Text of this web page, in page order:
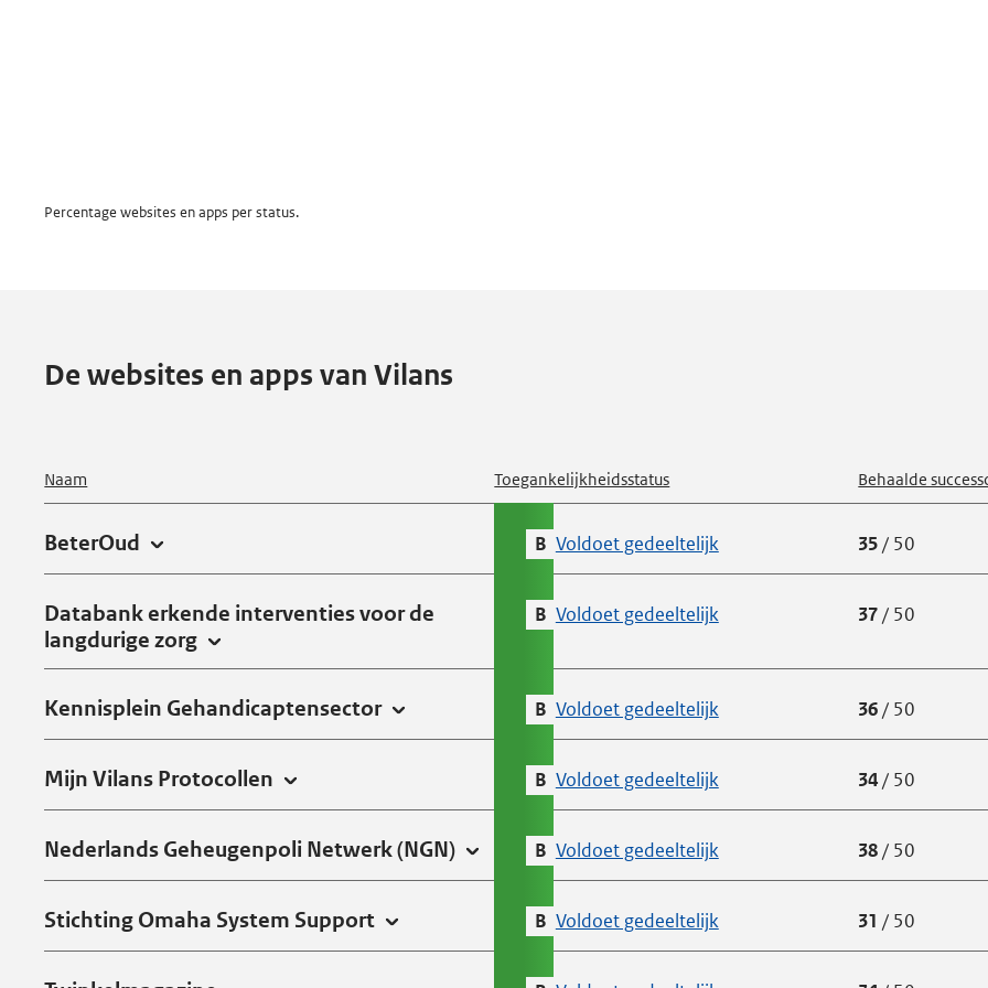
Percentage websites en apps per status.
De websites en apps van Vilans
Naam Toegankelijkheidsstatus Behaalde
BeterOud B Voldoet gedeeltelijk(BeterOud) Voldoet aan
35 van de
/ 50
Databank erkende interventies voor de
langdurige zorg
B Voldoet gedeeltelijk(Databank erkende interventies
Voldoet aan
37 van de
/ 50
Kennisplein Gehandicaptensector B Voldoet gedeeltelijk(Kennisplein Voldoet aan
36 van de
/ 50
Mijn Vilans Protocollen B Voldoet gedeeltelijk(Mijn Vilans Protocollen)
Voldoet aan
34 van de
/ 50
Nederlands Geheugenpoli Netwerk (NGN) B Voldoet gedeeltelijk(Nederlands Geheugenpoli
Voldoet aan
38 van de
/ 50
Stichting Omaha System Support B Voldoet gedeeltelijk(Stichting Omaha System
Voldoet aan
31 van de
/ 50